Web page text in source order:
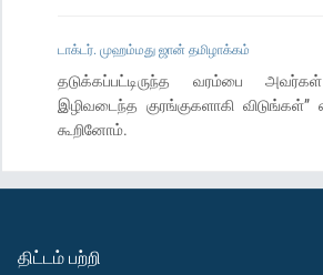
டாக்டர். முஹம்மது ஜான் தமிழாக்கம்
தடுக்கப்பட்டிருந்த வரம்பை
இழிவடைந்த குரங்குகளாகி
கூறினோம்.
திட்டம் பற்றி